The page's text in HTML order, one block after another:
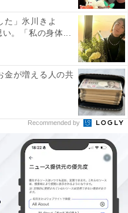
た」氷川きよ
い。「私の身体...
金が増える人の共
Recommended by